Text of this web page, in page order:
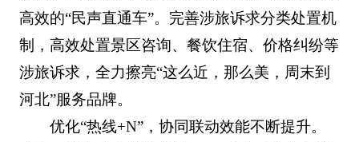
高效的“民声直通车”。完善涉旅诉求分类处置机
制，高效处置景区咨询、餐饮住宿、价格纠纷等
涉旅诉求，全力擦亮“这么近，那么美，周末到
河北”服务品牌。
优化“热线+N”，协同联动效能不断提升。